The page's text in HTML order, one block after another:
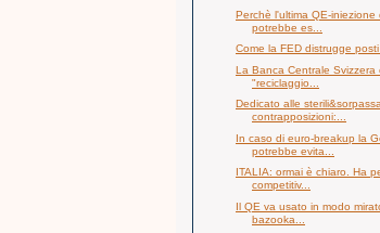
Perchè l'ultima QE-iniezione
potrebbe es...
Come la FED distrugge
La Banca Centrale Svizzera
"reciclaggio...
Dedicato alle
contrapposizioni:...
In caso di euro-breakup la
potrebbe evita...
ITALIA: ormai è chiaro. Ha
competitiv...
Il QE va usato in modo
bazooka...